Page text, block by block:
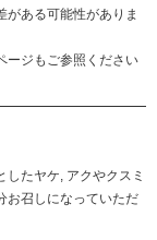
がある可能性がありま
ージもご参照ください
たヤケ, アクやクスミ
お召しになっていただ